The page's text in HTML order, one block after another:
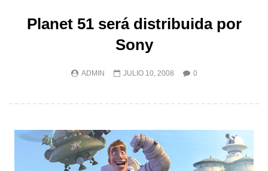
Planet 51 será distribuida por
Sony
ADMIN JULIO 10, 2008 0